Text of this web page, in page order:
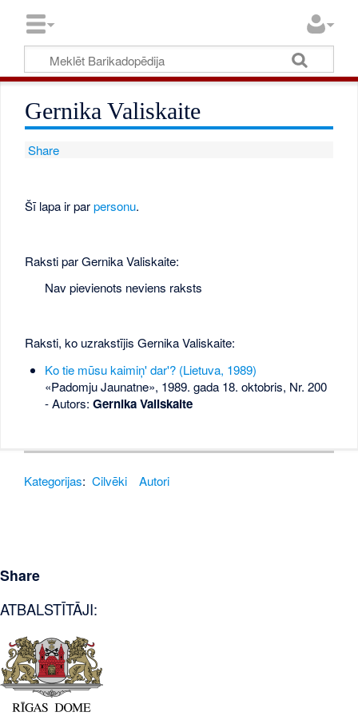
Gernika Valiskaite
Share
Šī lapa ir parpersonu.
Raksti par Gernika Valiskaite:
Nav pievienots neviens raksts
Raksti, ko uzrakstījis Gernika Valiskaite:
Ko tie mūsu kaimiņ' dar'? (Lietuva, 1989)
«Padomju Jaunatne», 1989. gada 18. oktobris, Nr. 200
- Autors: Gernika Valiskaite
Kategorijas: Cilvēki Autori
Share
ATBALSTĪTĀJI: